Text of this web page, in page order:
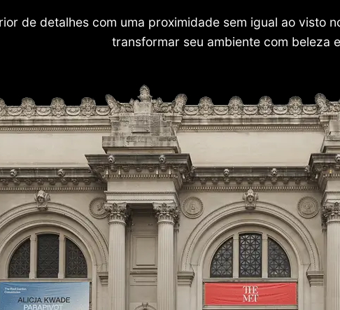
de detalhes com uma proximidade sem igual ao visto
transformar seu ambiente com beleza